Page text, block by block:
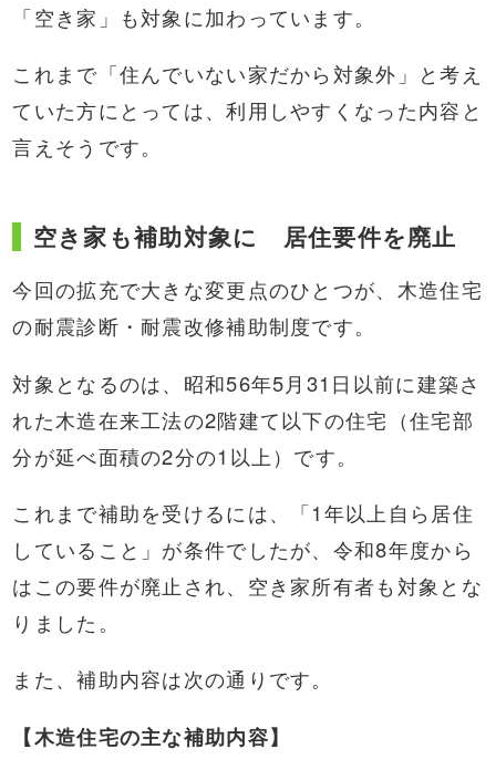
「空き家」も対象に加わっています。
これまで「住んでいない家だから対象外」と考え
ていた方にとっては、利用しやすくなった内容と
言えそうです。
空き家も補助対象に 居住要件を廃止
今回の拡充で大きな変更点のひとつが、木造住宅
の耐震診断・耐震改修補助制度です。
対象となるのは、昭和56年5月31日以前に建築さ
れた木造在来工法の2階建て以下の住宅（住宅部
分が延べ面積の2分の1以上）です。
これまで補助を受けるには、「1年以上自ら居住
していること」が条件でしたが、令和8年度から
はこの要件が廃止され、空き家所有者も対象とな
りました。
また、補助内容は次の通りです。
【木造住宅の主な補助内容】